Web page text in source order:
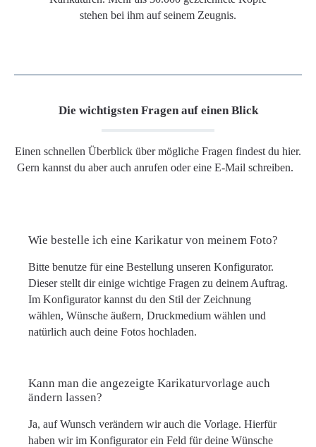
stehen bei ihm auf seinem Zeugnis.
Die wichtigsten Fragen auf einen Blick
Einen schnellen Überblick über mögliche Fragen findest du hier.
Gern kannst du aber auch anrufen oder eine E-Mail schreiben.
Wie bestelle ich eine Karikatur von meinem Foto?
Bitte benutze für eine Bestellung unseren Konfigurator.
Dieser stellt dir einige wichtige Fragen zu deinem Auftrag.
Im Konfigurator kannst du den Stil der Zeichnung
wählen, Wünsche äußern, Druckmedium wählen und
natürlich auch deine Fotos hochladen.
Kann man die angezeigte Karikaturvorlage auch
ändern lassen?
Ja, auf Wunsch verändern wir auch die Vorlage. Hierfür
haben wir im Konfigurator ein Feld für deine Wünsche